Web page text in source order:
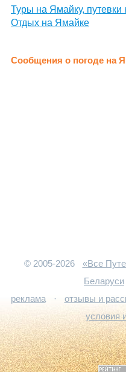
Туры на Ямайку, путевки
Отдых на Ямайке
Сообщения о погоде на
© 2005-2026
«Все
Беларуси
реклама
· отзывы и
условия